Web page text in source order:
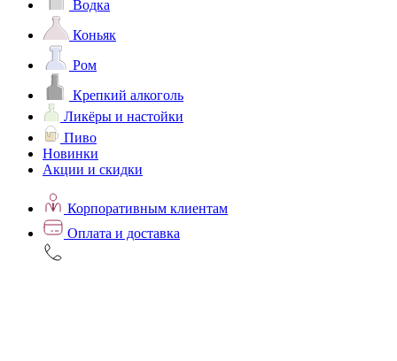
Водка
Коньяк
Ром
Крепкий алкоголь
Ликёры и настойки
Пиво
Новинки
Акции и скидки
Корпоративным клиентам
Оплата и доставка